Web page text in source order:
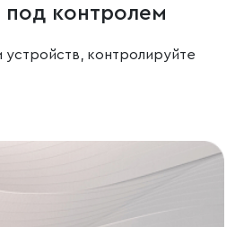
под контролем
устройств, контролируйте